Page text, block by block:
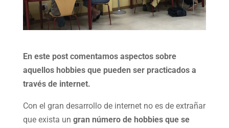
En este post comentamos aspectos sobre
aquellos hobbies que pueden ser practicados a
través de internet.
Con el gran desarrollo de internet no es de extrañar
que exista un gran número de hobbies que se